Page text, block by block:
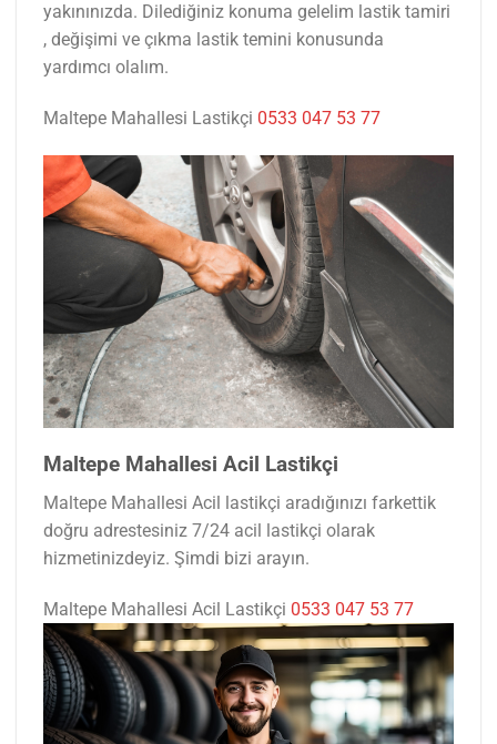
yakınınızda. Dilediğiniz konuma gelelim lastik tamiri
, değişimi ve çıkma lastik temini konusunda
yardımcı olalım.
Maltepe Mahallesi Lastikçi 0533 047 53 77
Maltepe Mahallesi Acil Lastikçi
Maltepe Mahallesi Acil lastikçi aradığınızı farkettik
doğru adrestesiniz 7/24 acil lastikçi olarak
hizmetinizdeyiz. Şimdi bizi arayın.
Maltepe Mahallesi Acil Lastikçi 0533 047 53 77